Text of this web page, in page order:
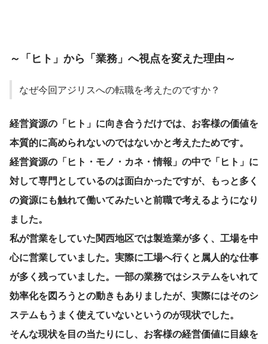
～「ヒト」から「業務」へ視点を変えた理由～
なぜ今回アジリスへの転職を考えたのですか？
経営資源の「ヒト」に向き合うだけでは、お客様の価値を
本質的に高められないのではないかと考えたためです。
経営資源の「ヒト・モノ・カネ・情報」の中で「ヒト」に
対して専門としているのは面白かったですが、もっと多く
の資源にも触れて働いてみたいと前職で考えるようになり
ました。
私が営業をしていた関西地区では製造業が多く、工場を中
心に営業していました。実際に工場へ行くと属人的な仕事
が多く残っていました。一部の業務ではシステムをいれて
効率化を図ろうとの動きもありましたが、実際にはそのシ
ステムもうまく使えていないというのが現状でした。
そんな現状を目の当たりにし、お客様の経営価値に目線を